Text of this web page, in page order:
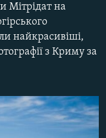
Мітрідат на
найкрасивіші,
з Криму за